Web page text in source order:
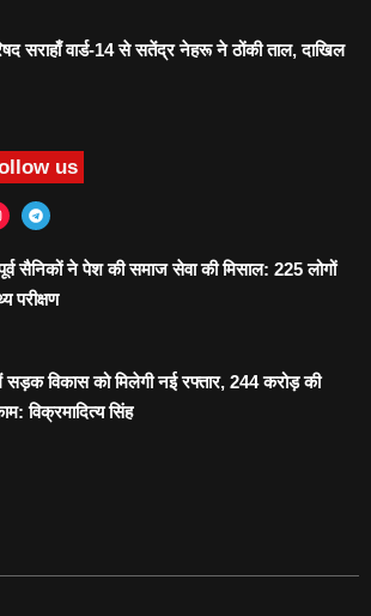
सराहाँ वार्ड-14 से सतेंद्र नेहरू ने ठोंकी ताल, दाखिल
us
सैनिकों ने पेश की समाज सेवा की मिसाल: 225 लोगों
परीक्षण
विकास को मिलेगी नई रफ्तार, 244 करोड़ की
विक्रमादित्य सिंह